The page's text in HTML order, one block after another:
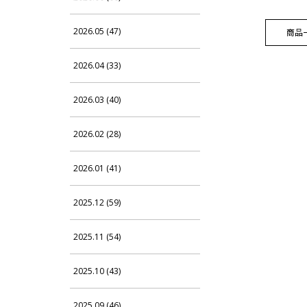
2026.05 (47)
2026.04 (33)
2026.03 (40)
2026.02 (28)
2026.01 (41)
2025.12 (59)
2025.11 (54)
2025.10 (43)
商品